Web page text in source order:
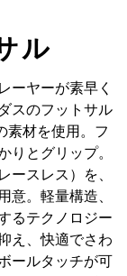
ル
ーヤーが素早く
スのフットサル
素材を使用。フ
りとグリップ。
ースレス）を、
意。軽量構造、
るテクノロジー
え、快適でさわ
ールタッチが可